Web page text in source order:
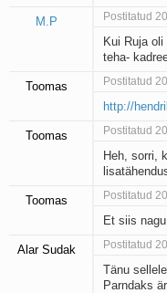
M.P Postitatud
Kui Ruja
teha-
Toomas Postitatud
http://
Toomas Postitatud
Heh, sorri,
Toomas Postitatud
Et siis
Alar Sudak Postitatud
Tänu
Parndaks